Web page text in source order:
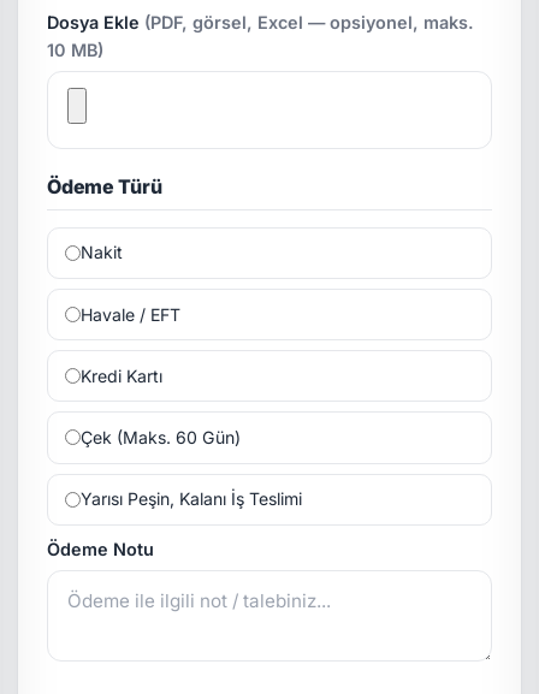
Dosya Ekle (PDF, görsel, Excel — opsiyonel, maks.
10 MB)
Ödeme Türü
Nakit
Havale / EFT
Kredi Kartı
Çek (Maks. 60 Gün)
Yarısı Peşin, Kalanı İş Teslimi
Ödeme Notu